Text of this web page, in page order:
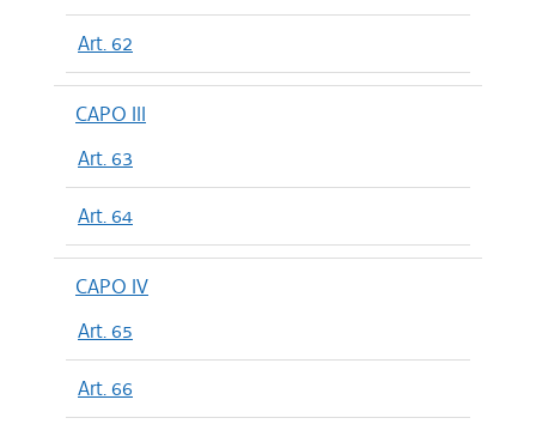
Art. 62
CAPO III
Art. 63
Art. 64
CAPO IV
Art. 65
Art. 66